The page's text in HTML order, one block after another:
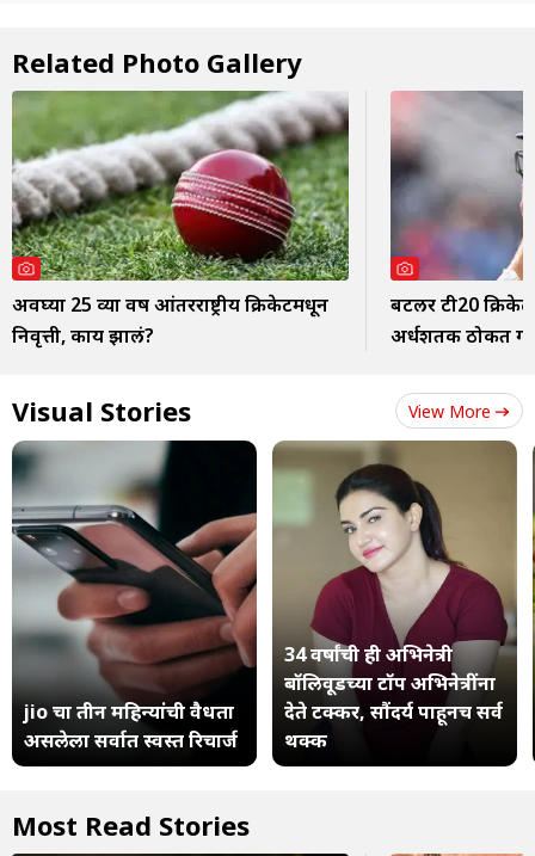
Related Photo Gallery
अवघ्या 25 व्या वर्षी आंतरराष्ट्रीय क्रिकेटमधून
निवृत्ती, काय झालं?
बटलर टी20
अर्धशतक ठोकत
Visual Stories View More
jio चा तीन महिन्यांची वैधता
असलेला सर्वात स्वस्त रिचार्ज
34 वर्षांची ही अभिनेत्री
बॉलिवूडच्या टॉप अभिनेत्रींना
देते टक्कर, सौंदर्य पाहूनच सर्व
थक्क
Most Read Stories